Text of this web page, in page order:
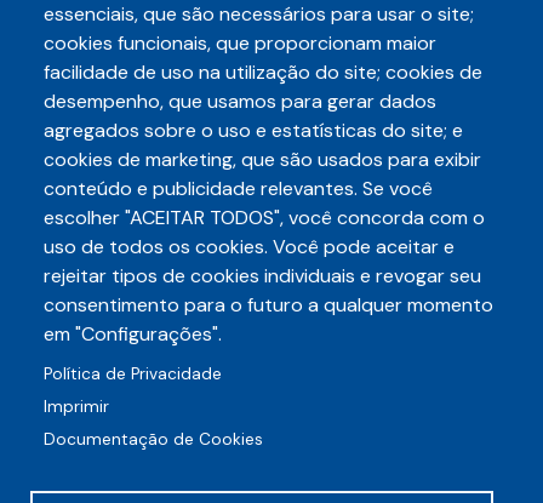
Paginação
Página
atual
1 Page
2 Page
3 Page
4 Page
5 …
Próxima
página
››
Última
página
Última »
Telefone
(85)3248-5657
E-mail
auditece@auditece.org.br
essenciais, que são necessários para usar o site;
cookies funcionais, que proporcionam maior
facilidade de uso na utilização do site; cookies de
desempenho, que usamos para gerar dados
agregados sobre o uso e estatísticas do site; e
cookies de marketing, que são usados para exibir
conteúdo e publicidade relevantes. Se você
escolher "ACEITAR TODOS", você concorda com o
uso de todos os cookies. Você pode aceitar e
rejeitar tipos de cookies individuais e revogar seu
consentimento para o futuro a qualquer momento
em "Configurações".
Política de Privacidade
Imprimir
Documentação de Cookies